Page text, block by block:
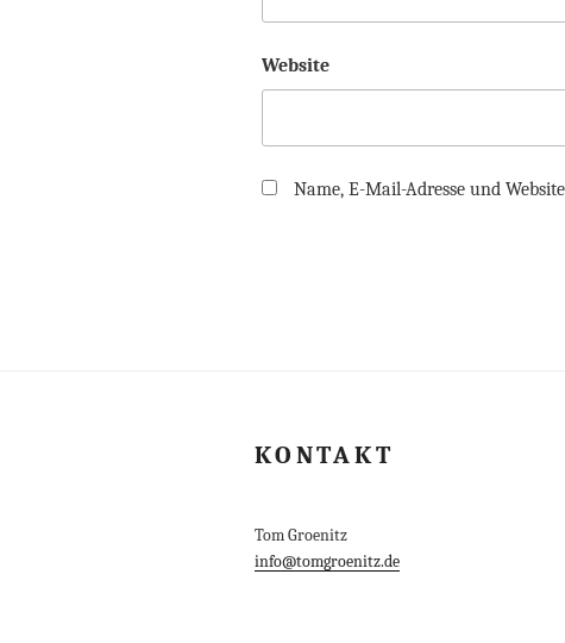
Website
Name, E-Mail-Adresse und
KONTAKT
Tom Groenitz
info@tomgroenitz.de